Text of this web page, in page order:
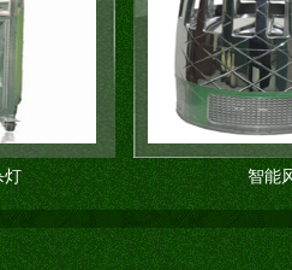
智能风旋捕蚊器